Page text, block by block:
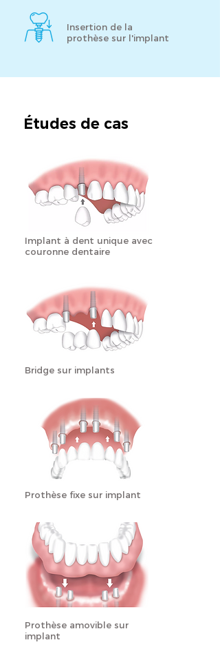
Insertion de la
prothèse sur l'implant
Études de cas
Implant à dent unique avec
couronne dentaire
Bridge sur implants
Prothèse amovible sur
implant
Prothèse fixe sur implant